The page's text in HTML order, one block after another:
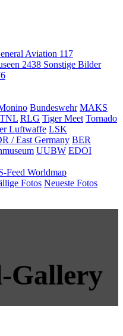
Aviation 117
2438 Sonstige Bilder
Bundeswehr MAKS
RLG Tiger Meet Tornado
Luftwaffe LSK
/ East Germany BER
UUBW EDOI
Feed Worldmap
Fotos Neueste Fotos
Gallery